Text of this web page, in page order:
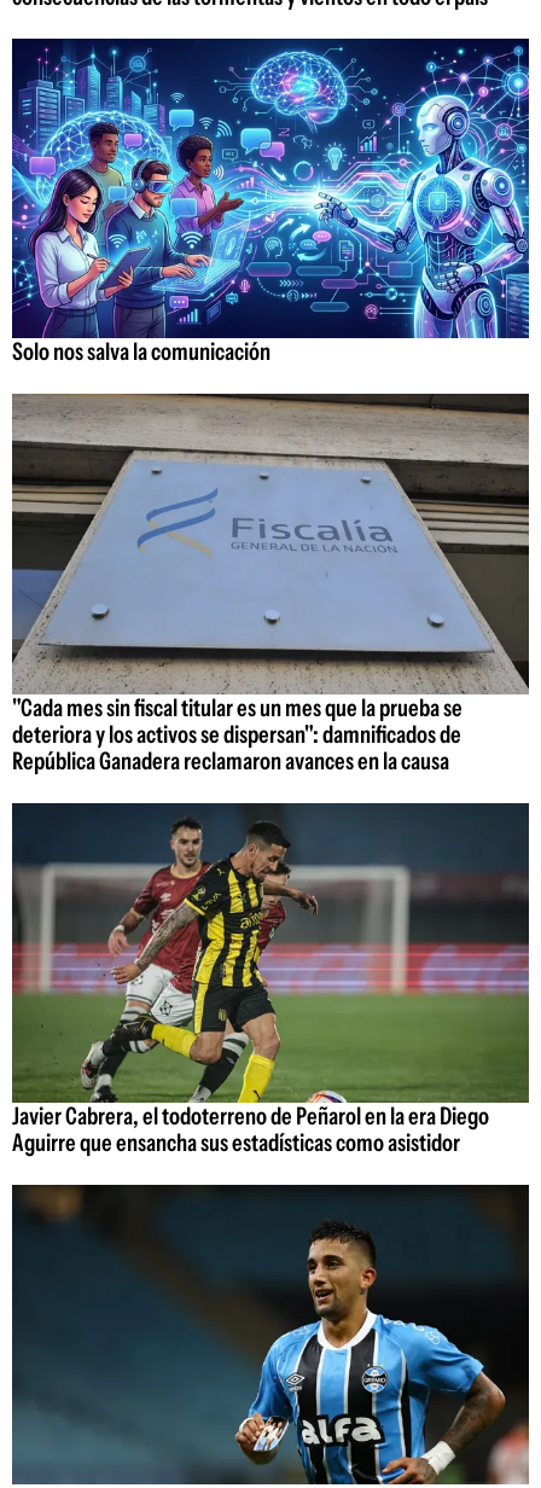
Solo nos salva la comunicación
"Cada mes sin fiscal titular es un mes que la prueba se
deteriora y los activos se dispersan": damnificados de
República Ganadera reclamaron avances en la causa
Javier Cabrera, el todoterreno de Peñarol en la era Diego
Aguirre que ensancha sus estadísticas como asistidor